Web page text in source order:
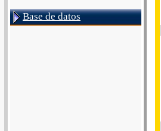
Base de datos